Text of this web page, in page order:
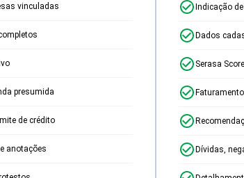
vinculadas
presumida
de crédito
anotações
Indicação
Dados
Serasa
Dívidas,